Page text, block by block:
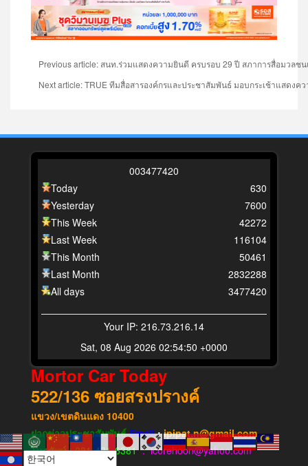
Previous article: สนท.ร่วมแสดงความยินดี ครบรอบ 29 ปี สภาการสื่อมวลช
Next article: TRUE ทีมสื่อสารองค์กรและประชาสัมพันธ์ มอบกระเช้าแสด
003477420
Today
Yesterday
This Week
Last Week
This Month
Last Month
All days
630
7600
42272
116104
50461
2832288
3477420
Your IP: 216.73.216.14
Sat, 08 Aug 2026 02:54:50 +0000
Mortor Car Today
522/136 ซอยสรงปรางค์
แขวง​/เขต​ดินแดง​ 10400
ฝากข่าวประชาสัมพันธ์ Email:ipipat.n@gmail.com
โทรศัพท์ : 081-431-6381: icorehoon@yahoo.com